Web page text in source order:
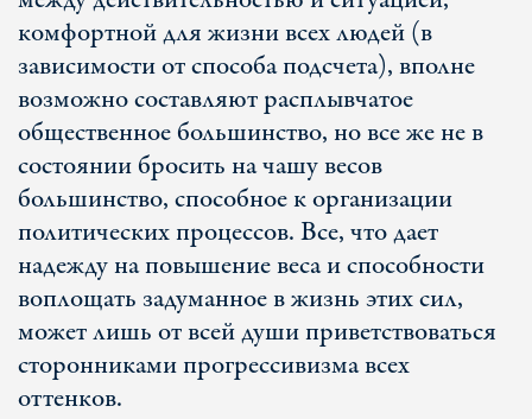
комфортной для жизни всех людей (в
зависимости от способа подсчета), вполне
возможно составляют расплывчатое
общественное большинство, но все же не в
состоянии бросить на чашу весов
большинство, способное к организации
политических процессов. Все, что дает
надежду на повышение веса и способности
воплощать задуманное в жизнь этих сил,
может лишь от всей души приветствоваться
сторонниками прогрессивизма всех
оттенков.